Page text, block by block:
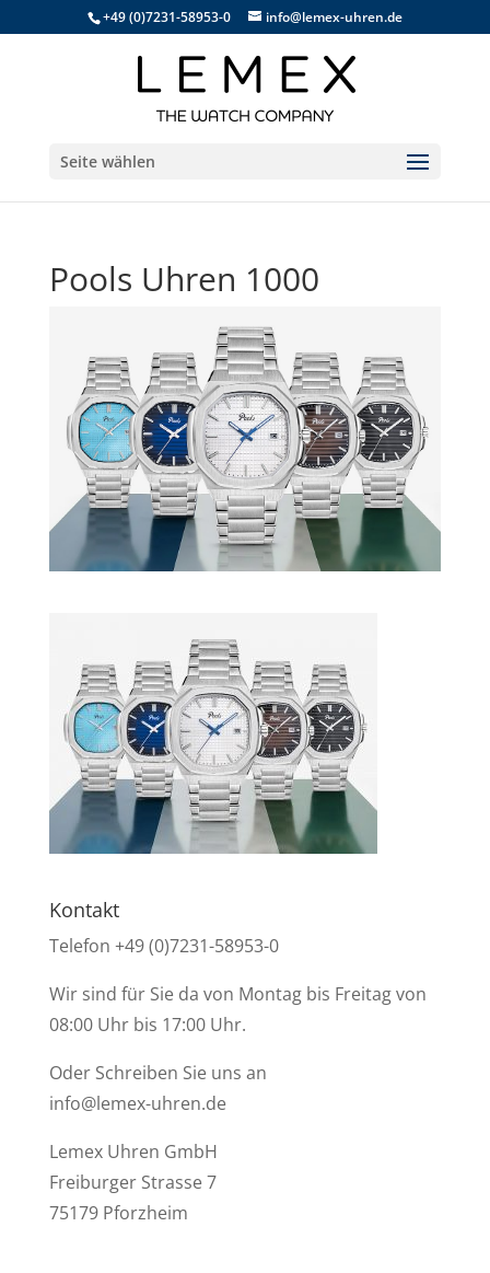
+49 (0)7231-58953-0 info@lemex-uhren.de
Seite wählen
Pools Uhren 1000
Kontakt
Telefon +49 (0)7231-58953-0
Wir sind für Sie da von Montag bis Freitag von
08:00 Uhr bis 17:00 Uhr.
Oder Schreiben Sie uns an
info@lemex-uhren.de
Lemex Uhren GmbH
Freiburger Strasse 7
75179 Pforzheim